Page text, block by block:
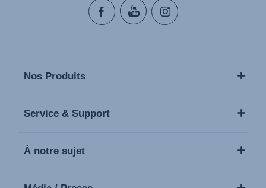
Nos Produits
Service & Support
À notre sujet